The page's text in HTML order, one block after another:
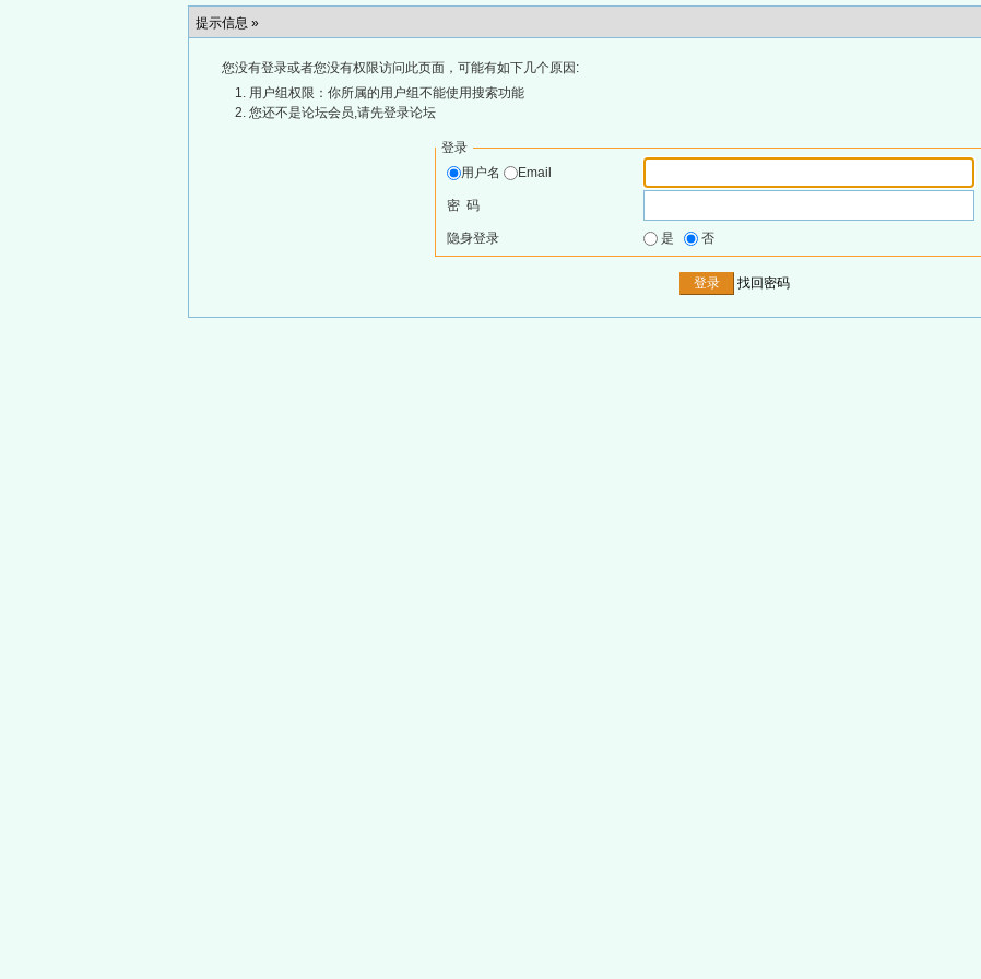
提示信息 »
您没有登录或者您没有权限访问此页面，可能有如下几个原因:
用户组权限：你所属的用户组不能使用搜索功能
您还不是论坛会员,请先登录论坛
登录
用户名
Email
密 码
隐身登录 是 否
找回密码